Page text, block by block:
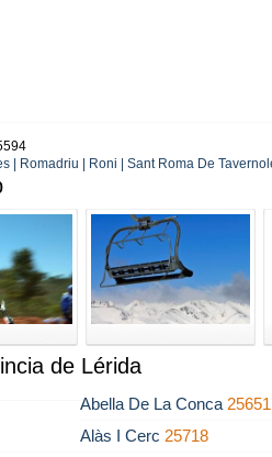
| Romadriu | Roni | Sant Roma De
de Lérida
Abella De La Conca 25651
Alàs I Cerc 25718